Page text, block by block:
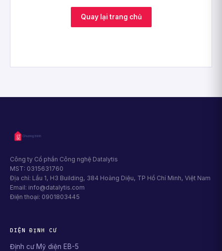
Quay lại trang chủ
Công ty Cổ phần Công nghệ Datalytis
MST: 0315631760
Địa chỉ: Lầu 1, H3 Building, 384 Hoàng Diệu, TP Hồ Chí Minh, Việt Nam
Email: info@datalytis.com
Điện thoại: 0901803445
DIỆN ĐỊNH CƯ
Định cư Mỹ diện EB-5